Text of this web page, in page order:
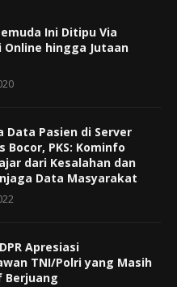
Ini Ditipu Via
hingga Jutaan
Data Pasien di Server
Bocor, PKS: Kominfo
dari Kesalahan dan
Data Masyarakat
Apresiasi
TNI/Polri yang Masih
Berjuang